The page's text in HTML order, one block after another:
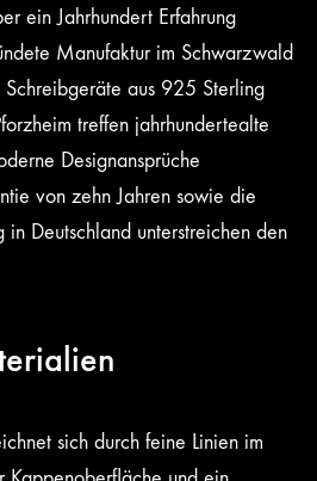
ein Jahrhundert Erfahrung
Manufaktur im Schwarzwald
aus 925 Sterling
treffen jahrhundertealte
Designansprüche
von zehn Jahren sowie die
Deutschland unterstreichen den
sich durch feine Linien im